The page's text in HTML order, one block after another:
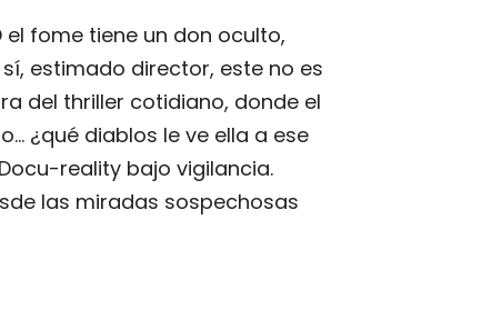
fome tiene un don oculto,
estimado director, este no es
del thriller cotidiano, donde el
¿qué diablos le ve ella a ese
reality bajo vigilancia.
las miradas sospechosas